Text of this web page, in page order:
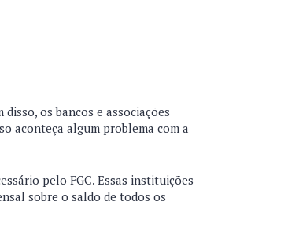
os bancos e associações
aconteça algum problema com a
pelo FGC. Essas instituições
sobre o saldo de todos os